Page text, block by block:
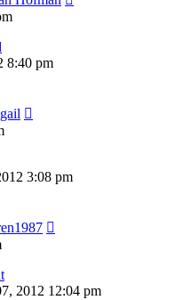
8:40 pm
3:08 pm
2012 12:04 pm